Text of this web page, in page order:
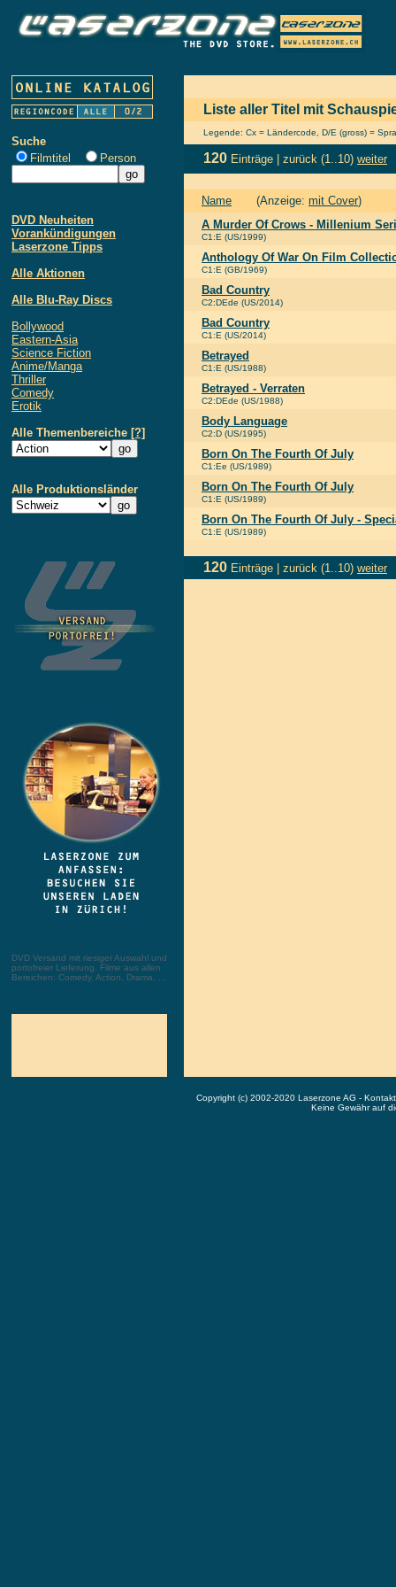
Suche
Filmtitel
Person
DVD Neuheiten
Vorankündigungen
Laserzone Tipps
Alle Aktionen
Alle Blu-Ray Discs
Bollywood
Eastern-Asia
Science Fiction
Anime/Manga
Thriller
Comedy
Erotik
Alle Themenbereiche [?]
Alle Produktionsländer
DVD Versand mit riesiger Auswahl und
portofreier Lieferung. Filme aus allen
Bereichen: Comedy, Action, Drama, ...
Liste aller Titel mit
Legende: Cx = Ländercode, D/E (gross) =
120 Einträge | zurück (1..10) weiter
Name (Anzeige: mit Cover)
A Murder Of Crows - Millenium
C1:E (US/1999)
Anthology Of War On Film
C1:E (GB/1969)
Bad Country
C2:DEde (US/2014)
Bad Country
C1:E (US/2014)
Betrayed
C1:E (US/1988)
Betrayed - Verraten
C2:DEde (US/1988)
Body Language
C2:D (US/1995)
Born On The Fourth Of July
C1:Ee (US/1989)
Born On The Fourth Of July
C1:E (US/1989)
Born On The Fourth Of July -
C1:E (US/1989)
120 Einträge | zurück (1..10) weiter
Copyright (c) 2002-2020 Laserzone AG -
Keine Gewähr auf